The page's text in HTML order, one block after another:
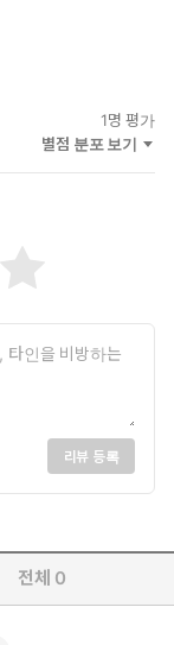
1명 평가
별점 분포 보기
리뷰 등록
전체 0